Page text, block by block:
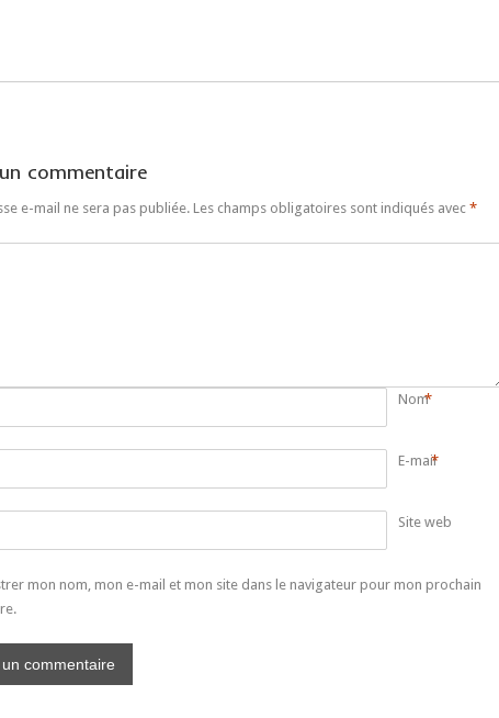
commentaire
e-mail ne sera pas publiée. Les champs obligatoires sont indiqués avec *
Nom*
E-mail*
Site web
mon nom, mon e-mail et mon site dans le navigateur pour mon prochain